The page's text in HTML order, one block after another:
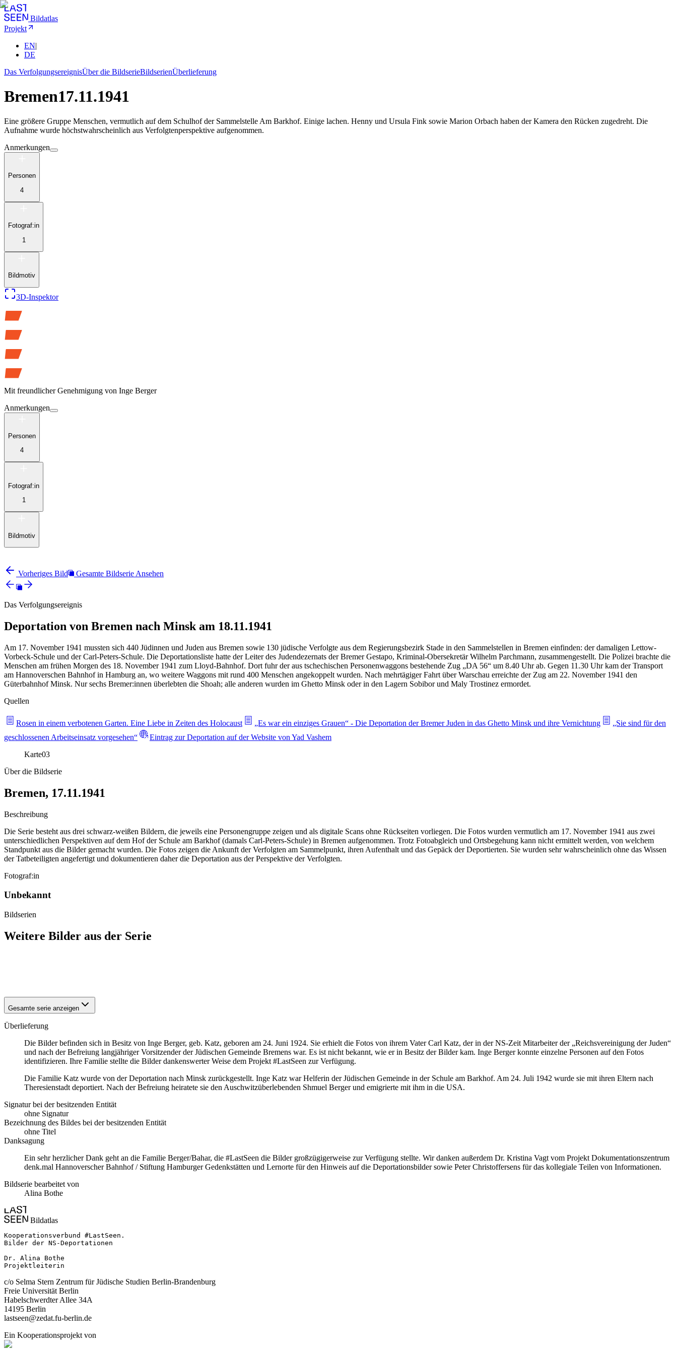
Bildatlas
Projekt
EN|
DE
Das VerfolgungsereignisÜber die BildserieBildserienÜberlieferung
Bremen17.11.1941
Eine größere Gruppe Menschen, vermutlich auf dem Schulhof der Sammelstelle Am Barkhof. Einige lachen. Henny und Ursula Fink sowie Marion Orbach haben der Kamera den Rücken zugedreht. Die
Aufnahme wurde höchstwahrscheinlich aus Verfolgtenperspektive aufgenommen.
Anmerkungen
Personen
4
Fotograf:in
1
Bildmotiv
3D-Inspektor
Mit freundlicher Genehmigung von Inge Berger
Anmerkungen
Personen
4
Fotograf:in
1
Bildmotiv
Vorheriges Bild Gesamte Bildserie Ansehen
Das Verfolgungsereignis
Deportation von Bremen nach Minsk am 18.11.1941
Am 17. November 1941 mussten sich 440 Jüdinnen und Juden aus Bremen sowie 130 jüdische Verfolgte aus dem Regierungsbezirk Stade in den Sammelstellen in Bremen einfinden: der damaligen Lettow-
Vorbeck-Schule und der Carl-Peters-Schule. Die Deportationsliste hatte der Leiter des Judendezernats der Bremer Gestapo, Kriminal-Obersekretär Wilhelm Parchmann, zusammengestellt. Die Polizei brachte die
Menschen am frühen Morgen des 18. November 1941 zum Lloyd-Bahnhof. Dort fuhr der aus tschechischen Personenwaggons bestehende Zug „DA 56“ um 8.40 Uhr ab. Gegen 11.30 Uhr kam der Transport
am Hannoverschen Bahnhof in Hamburg an, wo weitere Waggons mit rund 400 Menschen angekoppelt wurden. Nach mehrtägiger Fahrt über Warschau erreichte der Zug am 22. November 1941 den
Güterbahnhof Minsk. Nur sechs Bremer:innen überlebten die Shoah; alle anderen wurden im Ghetto Minsk oder in den Lagern Sobibor und Maly Trostinez ermordet.
Quellen
Rosen in einem verbotenen Garten. Eine Liebe in Zeiten des Holocaust „Es war ein einziges Grauen“ - Die Deportation der Bremer Juden in das Ghetto Minsk und ihre Vernichtung
„Sie sind für den
geschlossenen Arbeitseinsatz vorgesehen“
Eintrag zur Deportation auf der Website von Yad Vashem
Karte03
Über die Bildserie
Bremen, 17.11.1941
Beschreibung
Die Serie besteht aus drei schwarz-weißen Bildern, die jeweils eine Personengruppe zeigen und als digitale Scans ohne Rückseiten vorliegen. Die Fotos wurden vermutlich am 17. November 1941 aus zwei
unterschiedlichen Perspektiven auf dem Hof der Schule am Barkhof (damals Carl-Peters-Schule) in Bremen aufgenommen. Trotz Fotoabgleich und Ortsbegehung kann nicht ermittelt werden, von welchem
Standpunkt aus die Bilder gemacht wurden. Die Fotos zeigen die Ankunft der Verfolgten am Sammelpunkt, ihren Aufenthalt und das Gepäck der Deportierten. Sie wurden sehr wahrscheinlich ohne das Wissen
der Tatbeteiligten angefertigt und dokumentieren daher die Deportation aus der Perspektive der Verfolgten.
Fotograf:in
Unbekannt
Bildserien
Weitere Bilder aus der Serie
Gesamte serie anzeigen
Überlieferung
Die Bilder befinden sich in Besitz von Inge Berger, geb. Katz, geboren am 24. Juni 1924. Sie erhielt die Fotos von ihrem Vater Carl Katz, der in der NS-Zeit Mitarbeiter der „Reichsvereinigung der Juden“
und nach der Befreiung langjähriger Vorsitzender der Jüdischen Gemeinde Bremens war. Es ist nicht bekannt, wie er in Besitz der Bilder kam. Inge Berger konnte einzelne Personen auf den Fotos
identifizieren. Ihre Familie stellte die Bilder dankenswerter Weise dem Projekt #LastSeen zur Verfügung.
Die Familie Katz wurde von der Deportation nach Minsk zurückgestellt. Inge Katz war Helferin der Jüdischen Gemeinde in der Schule am Barkhof. Am 24. Juli 1942 wurde sie mit ihren Eltern nach
Theresienstadt deportiert. Nach der Befreiung heiratete sie den Auschwitzüberlebenden Shmuel Berger und emigrierte mit ihm in die USA.
Signatur bei der besitzenden Entität
ohne Signatur
Bezeichnung des Bildes bei der besitzenden Entität
ohne Titel
Danksagung
Ein sehr herzlicher Dank geht an die Familie Berger/Bahar, die #LastSeen die Bilder großzügigerweise zur Verfügung stellte. Wir danken außerdem Dr. Kristina Vagt vom Projekt Dokumentationszentrum
denk.mal Hannoverscher Bahnhof / Stiftung Hamburger Gedenkstätten und Lernorte für den Hinweis auf die Deportationsbilder sowie Peter Christoffersens für das kollegiale Teilen von Informationen.
Bildserie bearbeitet von
Alina Bothe
Bildatlas
Kooperationsverbund #LastSeen.
Bilder der NS-Deportationen
Dr. Alina Bothe
Projektleiterin
c/o Selma Stern Zentrum für Jüdische Studien Berlin-Brandenburg
Freie Universität Berlin
Habelschwerdter Allee 34A
14195 Berlin
lastseen@zedat.fu-berlin.de
Ein Kooperationsprojekt von